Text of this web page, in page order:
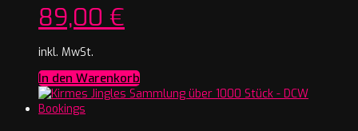
89,00 €
inkl. MwSt.
In den Warenkorb